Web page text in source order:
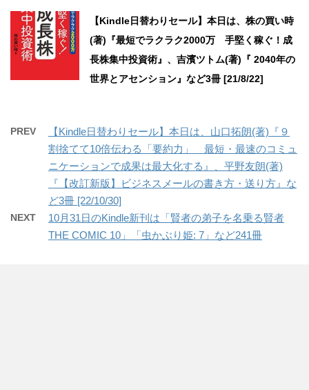
【Kindle日替わりセール】本日は、株の買い時
(著)『最短でラクラク2000万 手堅く稼ぐ！成
長株集中投資術』、吉濱ツトム(著)『 2040年の
世界とアセンション』など3冊 [21/8/22]
PREV
【Kindle日替わりセール】本日は、山口拓朗(著)『９
割捨てて10倍伝わる「要約力」 最短・最速のコミュ
ニケーションで成果は最大化する』、平野友朗(著)
『【改訂新版】ビジネスメールの書き方・送り方』な
ど3冊 [22/10/30]
NEXT
10月31日のKindle新刊は「賢者の弟子を名乗る賢者
THE COMIC 10」「虫かぶり姫: 7」など241冊